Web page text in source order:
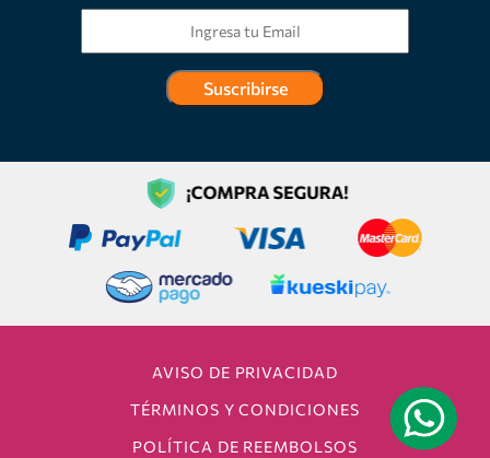
Suscribirse
AVISO DE PRIVACIDAD
TÉRMINOS Y CONDICIONES
POLÍTICA DE REEMBOLSOS